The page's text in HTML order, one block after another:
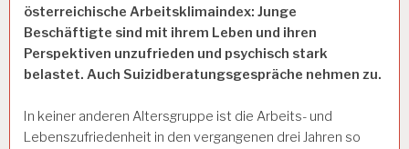
österreichische Arbeitsklimaindex: Junge
Beschäftigte sind mit ihrem Leben und ihren
Perspektiven unzufrieden und psychisch stark
belastet. Auch Suizidberatungsgespräche nehmen zu.
In keiner anderen Altersgruppe ist die Arbeits- und
Lebenszufriedenheit in den vergangenen drei Jahren so